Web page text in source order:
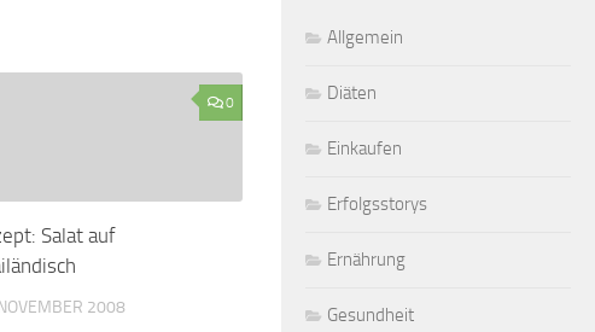
0
Salat auf
2008
Allgemein
Diäten
Einkaufen
Erfolgsstorys
Ernährung
Gesundheit